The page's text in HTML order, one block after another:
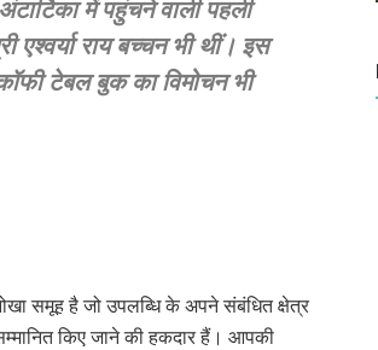
में पहुंचने वाली पहली
एश्वर्या राय बच्चन भी थीं। इस
टेबल बुक का विमोचन भी
समूह है जो उपलब्धि के अपने संबंधित क्षेत्र
किए जाने की हकदार हैं। आपकी